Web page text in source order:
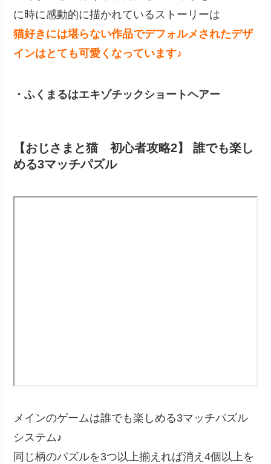
に時に感動的に描かれているストーリーは
猫好きには堪らない作品でデフォルメされたデザ
インはとても可愛くなっています♪
・ふくまるはエキゾチックショートヘアー
【おじさまと猫 初心者攻略2】 誰でも楽し
める3マッチパズル
メインのゲームは誰でも楽しめる3マッチパズル
システム♪
同じ柄のパズルを3つ以上揃えれば消え4個以上を